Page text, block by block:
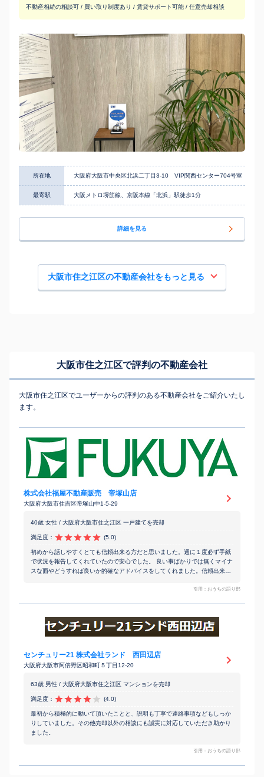
不動産相続の相談可 / 買い取り制度あり / 賃貸サポート可能 / 任意売却相談
所在地 大阪府大阪市中央区北浜二丁目3-10 VIP関西センター704号室
最寄駅 大阪メトロ堺筋線、京阪本線「北浜」駅徒歩1分
詳細を見る
大阪市住之江区の不動産会社をもっと見る
大阪市住之江区で評判の不動産会社
大阪市住之江区でユーザーからの評判のある不動産会社をご紹介いたし
ます。
株式会社福屋不動産販売 帝塚山店
大阪府大阪市住吉区帝塚山中1-5-29
40歳 女性 / 大阪府大阪市住之江区 一戸建てを売却
満足度： (5.0)
初めから話しやすくとても信頼出来る方だと思いました。週に１度必ず手紙
で状況を報告してくれていたので安心でした。 良い事ばかりでは無くマイナ
スな面やどうすれば良いか的確なアドバイスをしてくれました。信頼出来る
引用：おうちの語り部
センチュリー21 株式会社ランド 西田辺店
大阪府大阪市阿倍野区昭和町５丁目12-20
63歳 男性 / 大阪府大阪市住之江区 マンションを売却
満足度： (4.0)
最初から積極的に動いて頂いたことと、説明も丁寧で連絡事項などもしっか
りしていました。その他売却以外の相談にも誠実に対応していただき助かり
ました。
引用：おうちの語り部